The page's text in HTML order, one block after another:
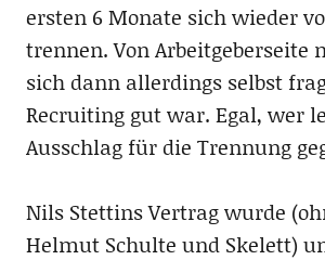
ersten 6 Monate sich wieder
trennen. Von Arbeitgeberseite
sich dann allerdings selbst
Recruiting gut war. Egal, wer
Ausschlag für die Trennung
Nils Stettins Vertrag wurde
Helmut Schulte und Skelett)